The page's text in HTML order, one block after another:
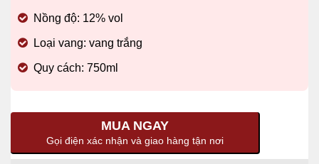
Nồng độ: 12% vol
Loại vang: vang trắng
Quy cách: 750ml
MUA NGAY
Gọi điện xác nhận và giao hàng tận nơi